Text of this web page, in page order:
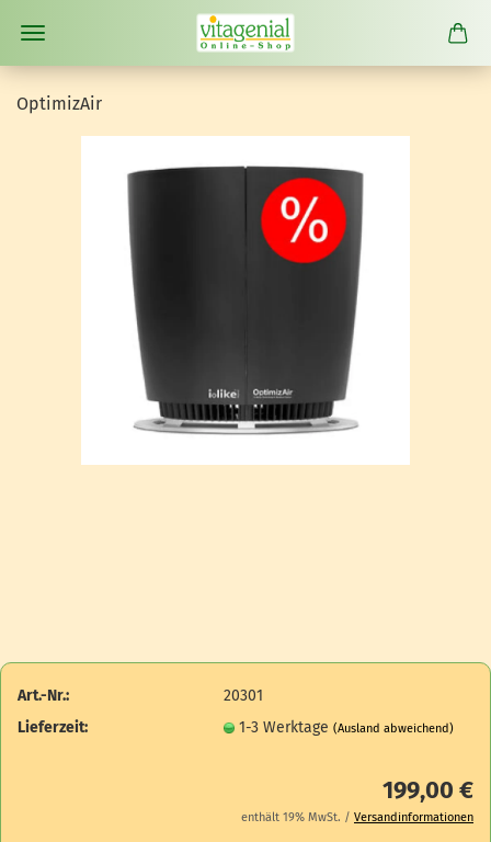
Op­ti­mi­zAir
Art.-Nr.:
20301
Lieferzeit:
1-3 Werktage(Ausland abweichend)
199,00 €
enthält 19% MwSt. / Versandinformationen